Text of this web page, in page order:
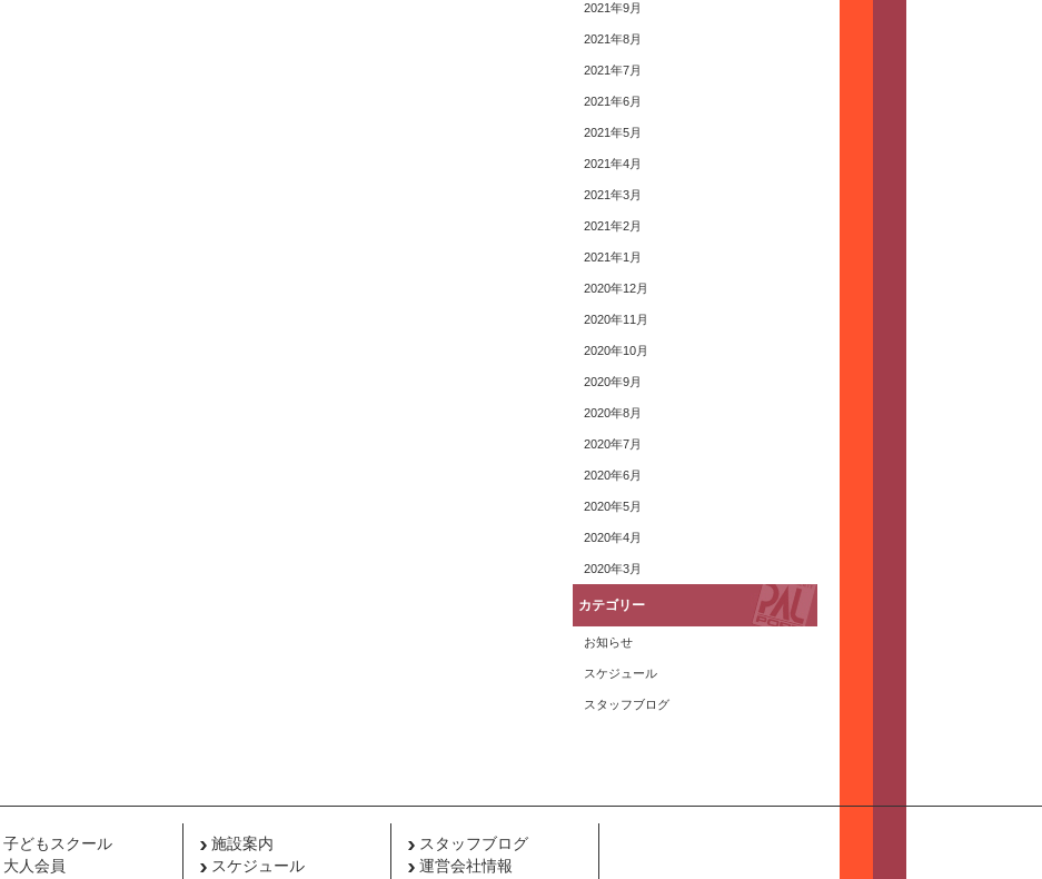
2021年9月
2021年8月
2021年7月
2021年6月
2021年5月
2021年4月
2021年3月
2021年2月
2021年1月
2020年12月
2020年11月
2020年10月
2020年9月
2020年8月
2020年7月
2020年6月
2020年5月
2020年4月
2020年3月
カテゴリー
お知らせ
スケジュール
スタッフブログ
子どもスクール
大人会員
施設案内
スケジュール
スタッフブログ
運営会社情報